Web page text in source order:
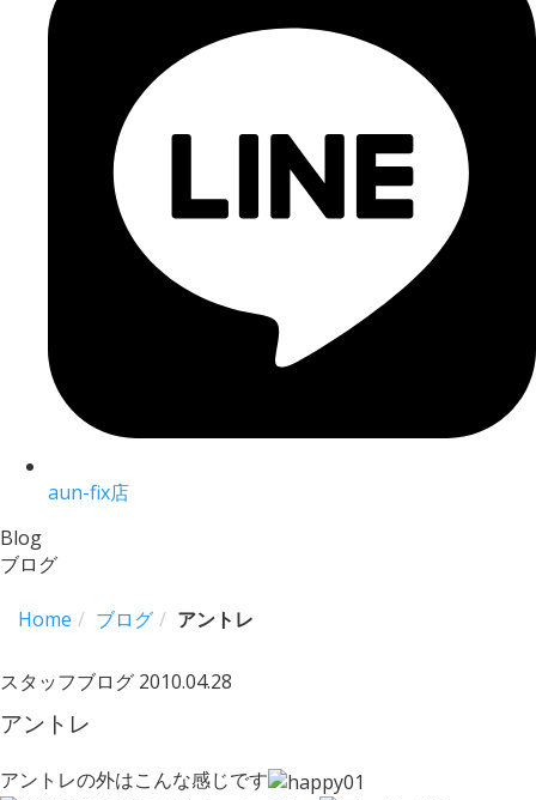
aun-fix店
Blog
ブログ
Home ブログ アントレ
スタッフブログ 2010.04.28
アントレ
アントレの外はこんな感じです